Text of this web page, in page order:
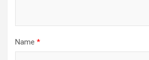
Name *